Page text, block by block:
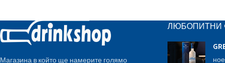
ЛЮБОПИТНИ